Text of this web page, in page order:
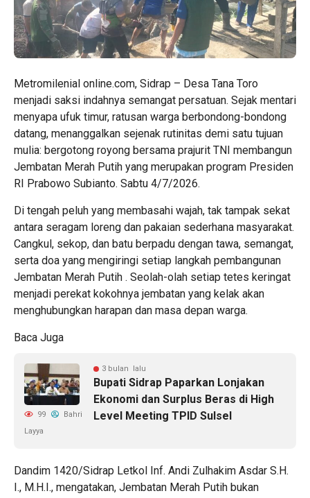
Metromilenial online.com, Sidrap – Desa Tana Toro
menjadi saksi indahnya semangat persatuan. Sejak mentari
menyapa ufuk timur, ratusan warga berbondong-bondong
datang, menanggalkan sejenak rutinitas demi satu tujuan
mulia: bergotong royong bersama prajurit TNI membangun
Jembatan Merah Putih yang merupakan program Presiden
RI Prabowo Subianto. Sabtu 4/7/2026.
Di tengah peluh yang membasahi wajah, tak tampak sekat
antara seragam loreng dan pakaian sederhana masyarakat.
Cangkul, sekop, dan batu berpadu dengan tawa, semangat,
serta doa yang mengiringi setiap langkah pembangunan
Jembatan Merah Putih . Seolah-olah setiap tetes keringat
menjadi perekat kokohnya jembatan yang kelak akan
menghubungkan harapan dan masa depan warga.
Baca Juga
3 bulan lalu
Bupati Sidrap Paparkan Lonjakan
Ekonomi dan Surplus Beras di High
Level Meeting TPID Sulsel
99
Bahri
Layya
Dandim 1420/Sidrap Letkol Inf. Andi Zulhakim Asdar S.H.
I., M.H.I., mengatakan, Jembatan Merah Putih bukan